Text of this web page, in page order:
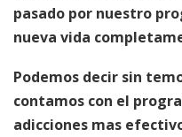
pasado por nuestro
nueva vida
Podemos decir sin
contamos con el
adicciones mas